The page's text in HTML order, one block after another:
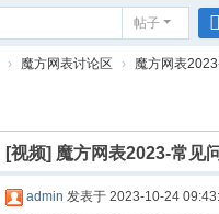
帖子
› 魔方网表讨论区 › 魔方网表
[视频] 魔方网表2023-常见
admin 发表于 2023-10-24